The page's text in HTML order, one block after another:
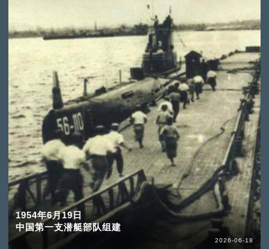
1954年6月19日
中国第一支潜艇部队组建
2026-06-18